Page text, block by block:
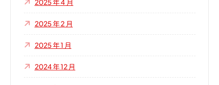
2025 年 2 月
2025 年 1 月
2024 年 12 月